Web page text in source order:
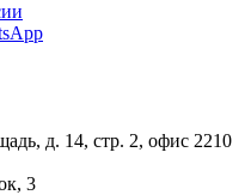
д. 14, стр. 2, офис 2210
3